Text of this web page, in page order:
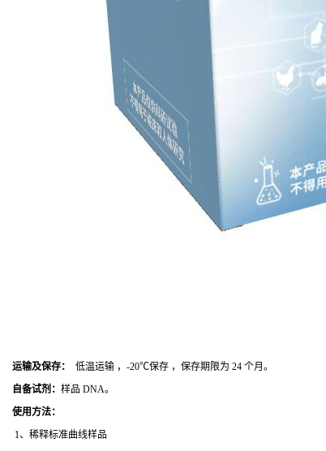
运输及保存：
低温运输 ，-20℃保存 ，保存期限为 24 个月。
自备试剂： 样品 DNA。
使用方法：
1、稀释标准曲线样品